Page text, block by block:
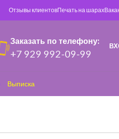
Отзывы клиентовПечать на шарах
Заказать по телефону:
+7 929 992-09-99
Выписка